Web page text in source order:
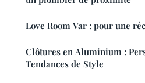
Love Room Var :
Clôtures en Aluminium :
Tendances de Style